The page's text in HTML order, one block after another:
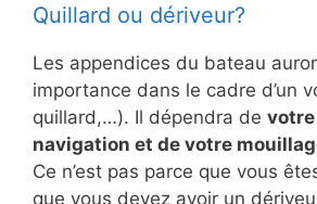
Quillard ou dériveur?
Les appendices du bateau
importance dans le cadre d’un
quillard,…). Il dépendra de
navigation et de votre
Ce n’est pas parce que vous
que vous devez avoir un